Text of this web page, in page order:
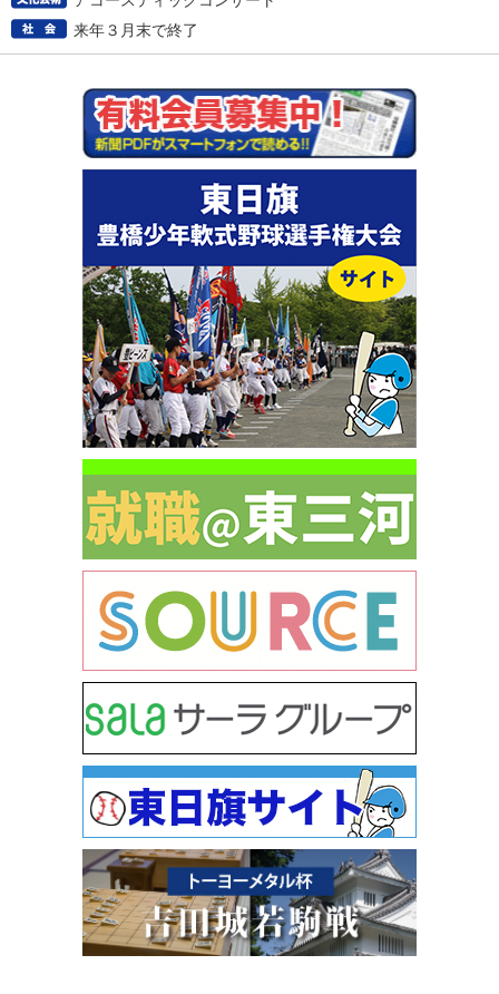
来年３月末で終了